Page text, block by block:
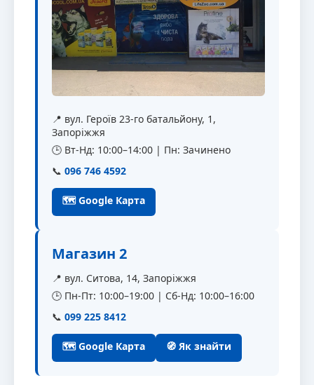
📍 вул. Героїв 23-го батальйону, 1,
Запоріжжя
🕒 Вт-Нд: 10:00–14:00 | Пн: Зачинено
📞 096 746 4592
🗺 Google Карта
Магазин 2
📍 вул. Ситова, 14, Запоріжжя
🕒 Пн-Пт: 10:00–19:00 | Сб-Нд: 10:00–16:00
📞 099 225 8412
🗺 Google Карта 🧭 Як знайти